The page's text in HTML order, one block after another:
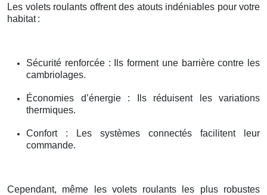
Les volets roulants offrent des atouts indéniables pour votre
habitat :
Sécurité renforcée : Ils forment une barrière contre les
cambriolages.
Économies d’énergie : Ils réduisent les variations
thermiques.
Confort : Les systèmes connectés facilitent leur
commande.
Cependant, même les volets roulants les plus robustes